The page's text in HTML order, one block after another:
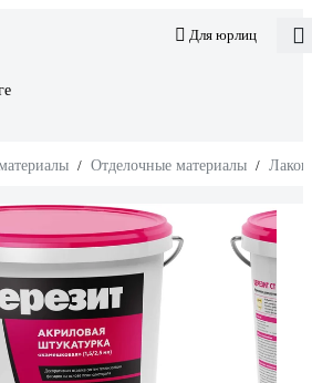
Для юрлиц
/ Отделочные материалы /